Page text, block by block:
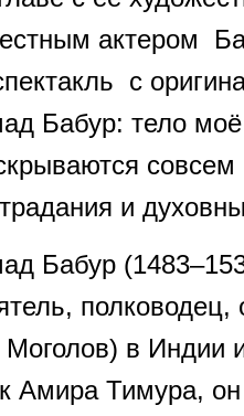
актером
с
Бабур: тело моё
совсем
и
Бабур
в Индии
Амира Тимура, он